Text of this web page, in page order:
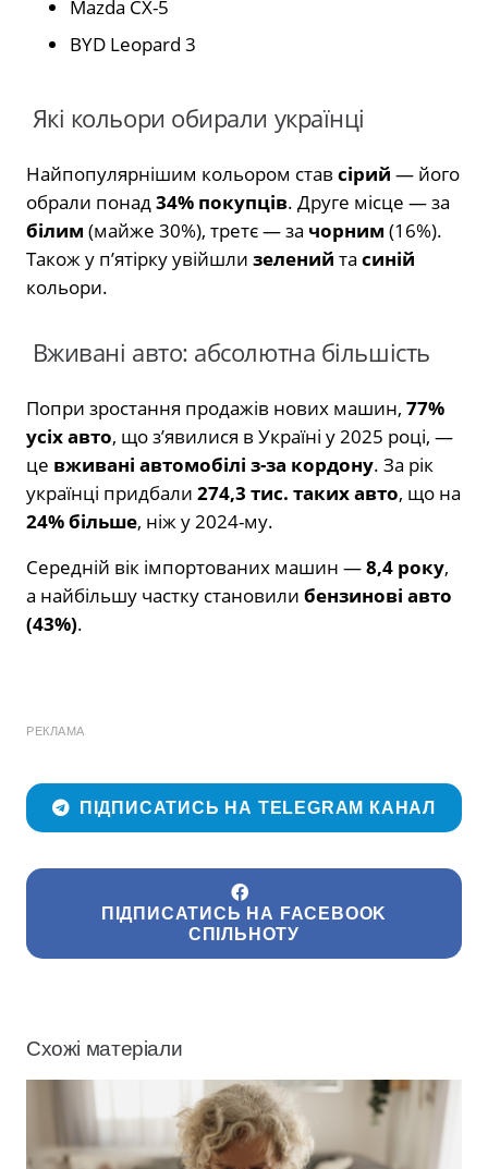
Mazda CX-5
BYD Leopard 3
Які кольори обирали українці
Найпопулярнішим кольором став сірий — його
обрали понад34% покупців. Друге місце — за
білим (майже 30%), третє — за чорним (16%).
Також у п’ятірку увійшли зелений та синій
кольори.
Вживані авто: абсолютна більшість
Попри зростання продажів нових машин, 77%
усіх авто, що з’явилися в Україні у 2025 році, —
це вживані автомобілі з-за кордону. За рік
українці придбали 274,3 тис. таких авто, що на
24% більше, ніж у 2024-му.
Середній вік імпортованих машин —8,4 року,
а найбільшу частку становили бензинові авто
(43%).
РЕКЛАМА
ПІДПИСАТИСЬ НА TELEGRAM КАНАЛ
ПІДПИСАТИСЬ НА FACEBOOK
СПІЛЬНОТУ
Схожі матеріали